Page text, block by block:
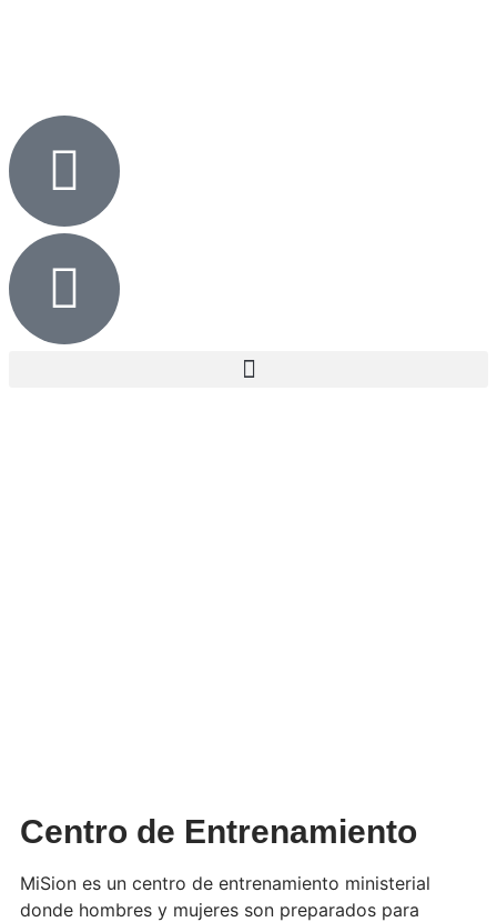
Centro de Entrenamiento
MiSion es un centro de entrenamiento ministerial
donde hombres y mujeres son preparados para